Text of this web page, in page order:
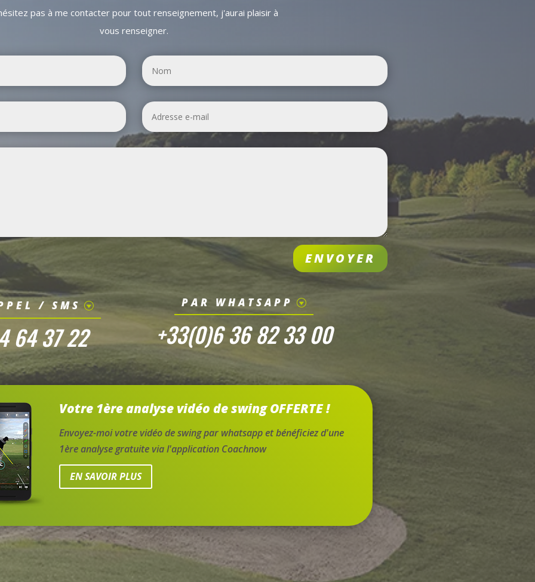
pas à me contacter pour tout renseignement, j'aurai plaisir à
vous renseigner.
ENVOYER
/ SMS
64 37 22
PAR WHATSAPP
+33(0)6 36 82 33 00
Votre 1ère analyse vidéo de swing OFFERTE !
Envoyez-moi votre vidéo de swing par whatsapp et bénéficiez d'une
1ère analyse gratuite via l'application Coachnow
EN SAVOIR PLUS